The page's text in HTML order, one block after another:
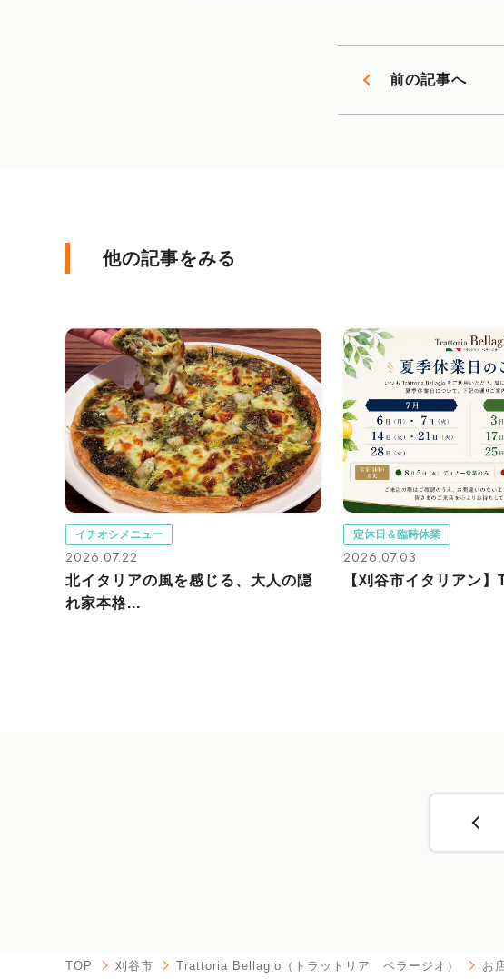
前の記事へ
他の記事をみる
イチオシメニュー
2026.07.22
北イタリアの風を感じる、大人の隠
れ家本格...
定休日＆臨時休業
2026.07.03
【刈谷市イタリアン
TOP 刈谷市 Trattoria Bellagio（トラットリア ベラージオ） お